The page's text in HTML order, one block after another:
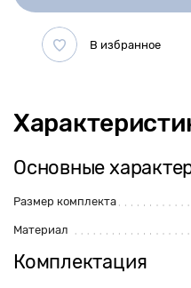
Основные
Размер комплекта
Материал
Комплектация